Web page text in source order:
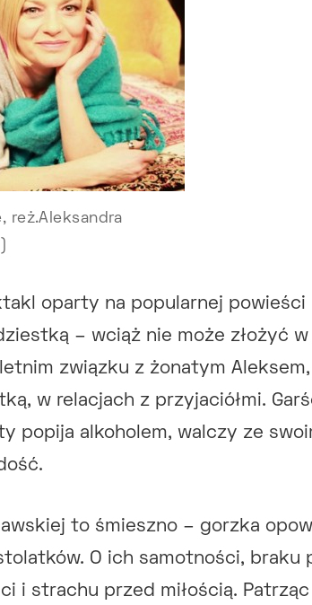
reż.Aleksandra
oparty na popularnej powieści
– wciąż nie może złożyć w
związku z żonatym
w relacjach z przyjaciółmi.
popija alkoholem, walczy ze
to śmieszno – gorzka
O ich samotności, braku
i strachu przed miłością. Patrząc